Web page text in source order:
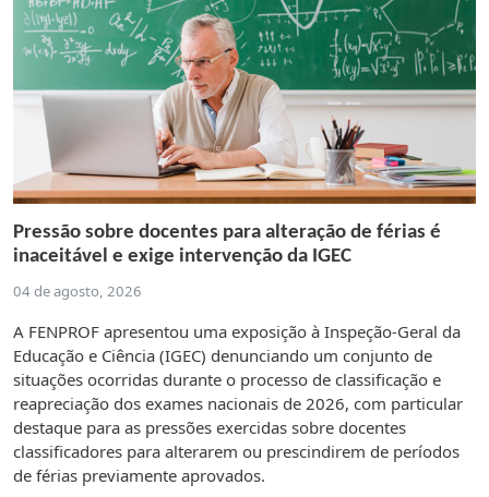
Pressão sobre docentes para alteração de férias é
inaceitável e exige intervenção da IGEC
04 de agosto, 2026
A FENPROF apresentou uma exposição à Inspeção-Geral da
Educação e Ciência (IGEC) denunciando um conjunto de
situações ocorridas durante o processo de classificação e
reapreciação dos exames nacionais de 2026, com particular
destaque para as pressões exercidas sobre docentes
classificadores para alterarem ou prescindirem de períodos
de férias previamente aprovados.